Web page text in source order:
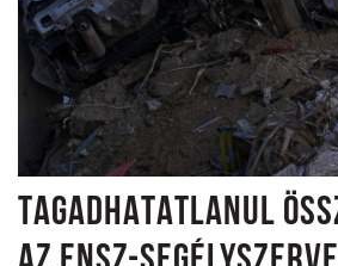
TAGADHATATLANUL